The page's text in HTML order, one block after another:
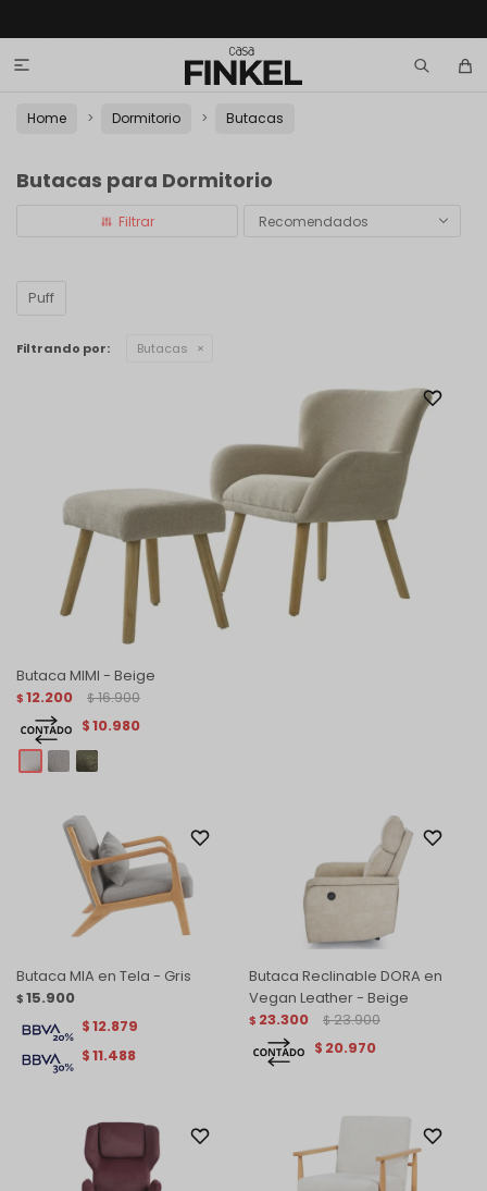

Home Dormitorio Butacas
Butacas para Dormitorio
Recomendados
Puff
Filtrando por: Butacas
Butaca MIMI - Beige
$ 12.200 $ 16.900
$10.980
Butaca MIA en Tela - Gris
$ 15.900
$11.488
$12.879
Butaca Reclinable DORA en
Vegan Leather - Beige
$ 23.300 $ 23.900
$ 20.970